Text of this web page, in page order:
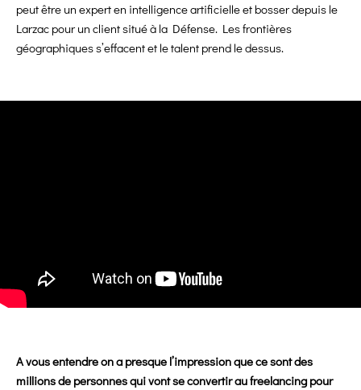
peut être un expert en intelligence artificielle et bosser depuis le
Larzac pour un client situé à la Défense. Les frontières
géographiques s’effacent et le talent prend le dessus.
A vous entendre on a presque l’impression que ce sont des
millions de personnes qui vont se convertir au freelancing pour